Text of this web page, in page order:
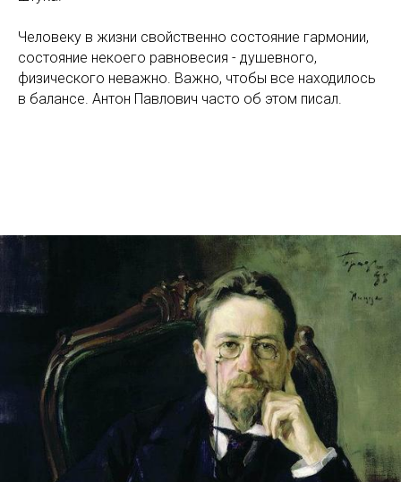
Человеку в жизни свойственно состояние гармонии,
состояние некоего равновесия - душевного,
физического неважно. Важно, чтобы все находилось
в балансе. Антон Павлович часто об этом писал.